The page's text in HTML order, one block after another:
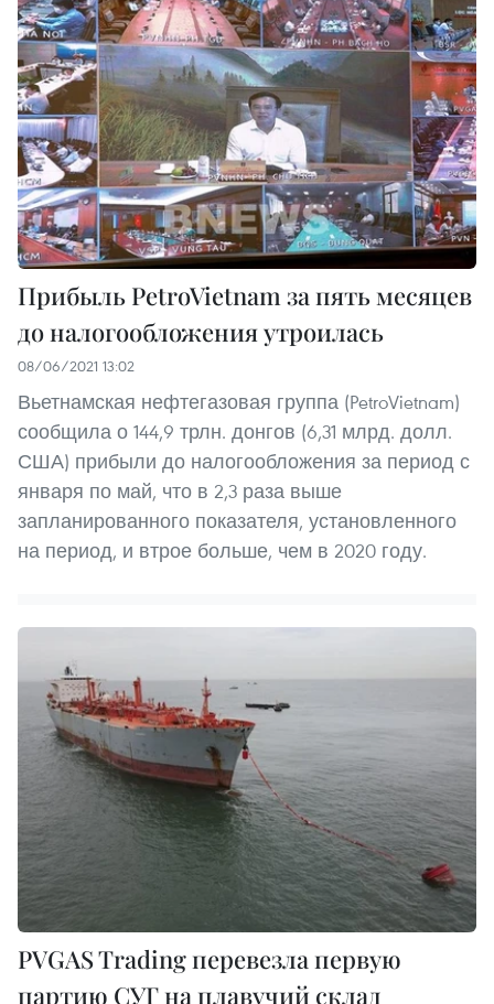
Прибыль PetroVietnam за пять месяцев
до налогообложения утроилась
08/06/2021 13:02
Вьетнамская нефтегазовая группа (PetroVietnam)
сообщила о 144,9 трлн. донгов (6,31 млрд. долл.
США) прибыли до налогообложения за период с
января по май, что в 2,3 раза выше
запланированного показателя, установленного
на период, и втрое больше, чем в 2020 году.
PVGAS Trading перевезла первую
партию СУГ на плавучий склад